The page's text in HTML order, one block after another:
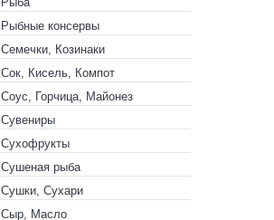
Рыбные консервы
Семечки, Козинаки
Сок, Кисель, Компот
Соус, Горчица, Майонез
Сувениры
Сухофрукты
Сушеная рыба
Сушки, Сухари
Сыр, Масло